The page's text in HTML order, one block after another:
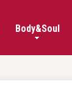
Body&Soul